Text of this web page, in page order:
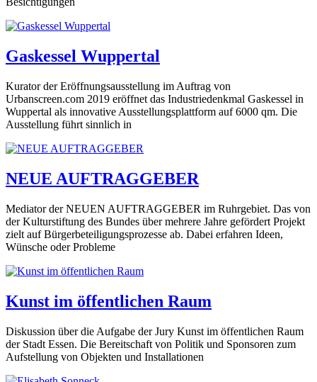
Gaskessel Wuppertal
Kurator der Eröffnungsausstellung im Auftrag von
Urbanscreen.com 2019 eröffnet das Industriedenkmal Gaskessel in
Wuppertal als innovative Ausstellungsplattform auf 6000 qm. Die
Ausstellung führt sinnlich in
NEUE AUFTRAGGEBER
Mediator der NEUEN AUFTRAGGEBER im Ruhrgebiet. Das von
der Kulturstiftung des Bundes über mehrere Jahre gefördert Projekt
zielt auf Bürgerbeteiligungsprozesse ab. Dabei erfahren Ideen,
Wünsche oder Probleme
Kunst im öffentlichen Raum
Diskussion über die Aufgabe der Jury Kunst im öffentlichen Raum
der Stadt Essen. Die Bereitschaft von Politik und Sponsoren zum
Aufstellung von Objekten und Installationen